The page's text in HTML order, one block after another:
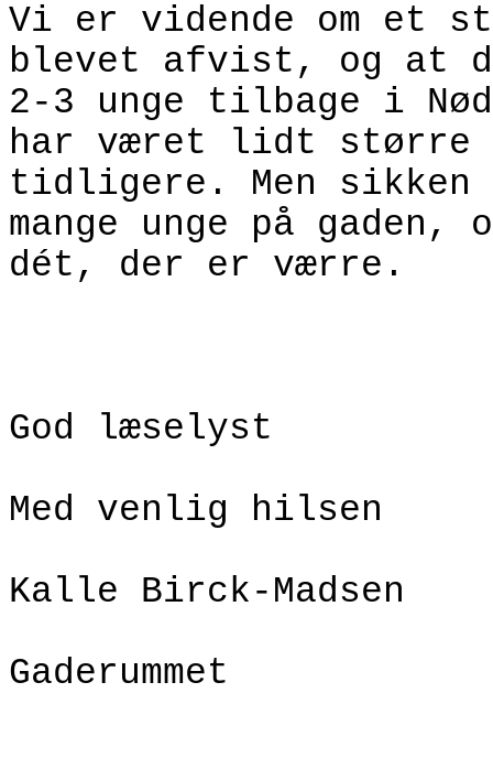
Vi er vidende om et
blevet afvist, og at
2-3 unge tilbage i
har været lidt større
tidligere. Men
mange unge på gaden,
dét, der er værre.
God læselyst
Med venlig hilsen
Kalle Birck-Madsen
Gaderummet